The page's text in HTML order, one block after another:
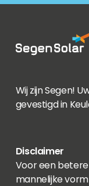
Wij zijn Segen!
gevestigd in
Disclaimer
Voor een
mannelijke